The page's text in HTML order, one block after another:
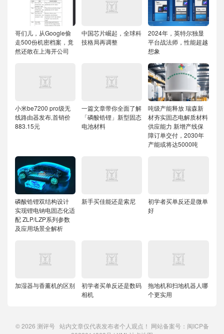
哥们儿，从Google偷
走500份机密档案，竟
然还敢在上海开公司
中国芯片崛起，全球科
技格局再调整
2024年，英特尔独显
平台战法师，性能超越
想象
小米be7200 pro级无
线路由器发布,首销价
883.15元
一篇文章带你全面了解
「磷酸锆锂」新型固态
电池材料
吨级产能释放 瑞森新
材夯实固态电解质材料
供应能力新增产线保
障订单交付，2030年
产能或将达5000吨
磷酸锆锂双结构设计
实现锂电钠电固态化适
配ZLP/LZP系列参数
及应用场景全解析
新手买佳能还是索尼
初学者买单反还是微单
好
加湿器与香薰机的区别
初学者买单反还是数码
相机
拖地机和扫地机器人哪
个更实用
© 2026 测评号站内文章仅代表发布者个人观点！ 网站备案号： 闽ICP备